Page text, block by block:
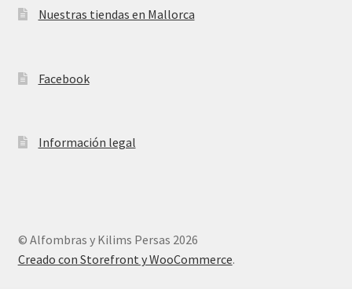
Nuestras tiendas en Mallorca
Facebook
Información legal
© Alfombras y Kilims Persas 2026
Creado con Storefront y WooCommerce.